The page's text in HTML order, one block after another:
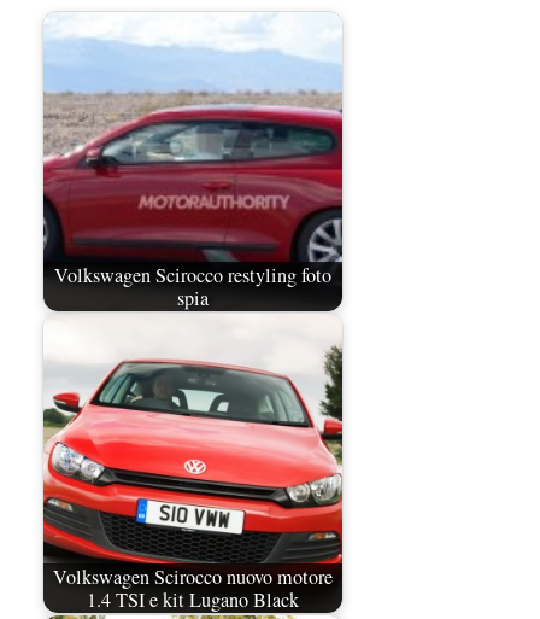
Volkswagen Scirocco restyling foto
spia
Volkswagen Scirocco nuovo motore
1.4 TSI e kit Lugano Black